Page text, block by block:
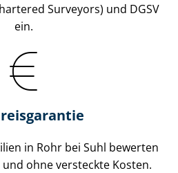
Surveyors) und DGSV
ein.
in Rohr bei Suhl bewerten
ohne versteckte Kosten.